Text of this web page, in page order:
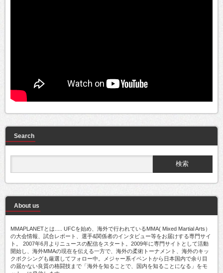
Search
About us
MMAPLANETとは..... UFCを始め、海外で行われているMMA( Mixed Martial Arts）
の大会情報、試合レポート、選手&関係者のインタビュー等をお届けする専門サイ
ト。 2007年6月よりニュースの配信をスタート。2009年に専門サイトとして活動
開始し、海外MMAの現在を伝える一方で、海外の柔術トーナメント、海外のキッ
クボクシングも厳選してフォロー中。メジャー系イベントから日本国内で余り目
の届かない良質の格闘技まで「海外を知ることで、国内を知ることになる」をモ